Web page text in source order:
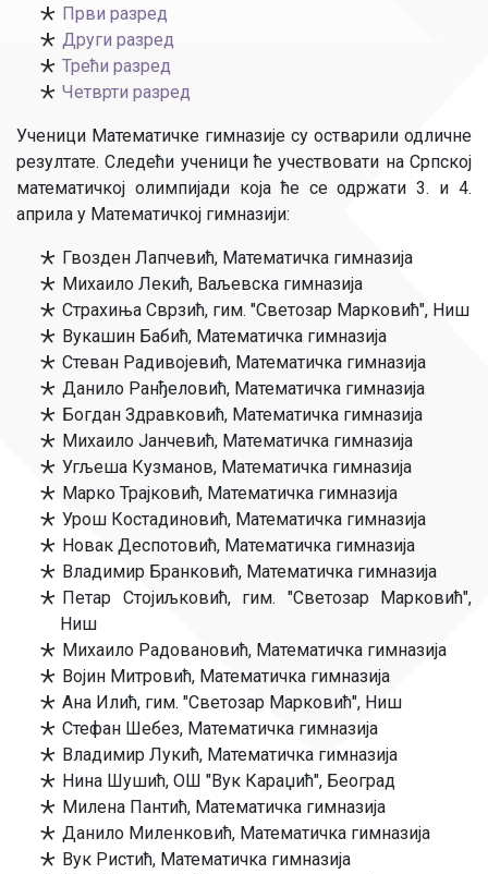
Први разред
Други разред
Трећи разред
Четврти разред
Ученици Математичке гимназије су остварили одличне
резултате. Следећи ученици ће учествовати на Српској
математичкој олимпијади која ће се одржати 3. и 4.
априла у Математичкој гимназији:
Гвозден Лапчевић, Математичка гимназија
Михаило Лекић, Ваљевска гимназија
Страхиња Сврзић, гим. "Светозар Марковић", Ниш
Вукашин Бабић, Математичка гимназија
Стеван Радивојевић, Математичка гимназија
Данило Ранђеловић, Математичка гимназија
Богдан Здравковић, Математичка гимназија
Михаило Јанчевић, Математичка гимназија
Угљеша Кузманов, Математичка гимназија
Марко Трајковић, Математичка гимназија
Урош Костадиновић, Математичка гимназија
Новак Деспотовић, Математичка гимназија
Владимир Бранковић, Математичка гимназија
Петар Стојиљковић, гим. "Светозар Марковић",
Ниш
Михаило Радовановић, Математичка гимназија
Војин Митровић, Математичка гимназија
Ана Илић, гим. "Светозар Марковић", Ниш
Стефан Шебез, Математичка гимназија
Владимир Лукић, Математичка гимназија
Нина Шушић, ОШ "Вук Караџић", Београд
Милена Пантић, Математичка гимназија
Данило Миленковић, Математичка гимназија
Вук Ристић, Математичка гимназија